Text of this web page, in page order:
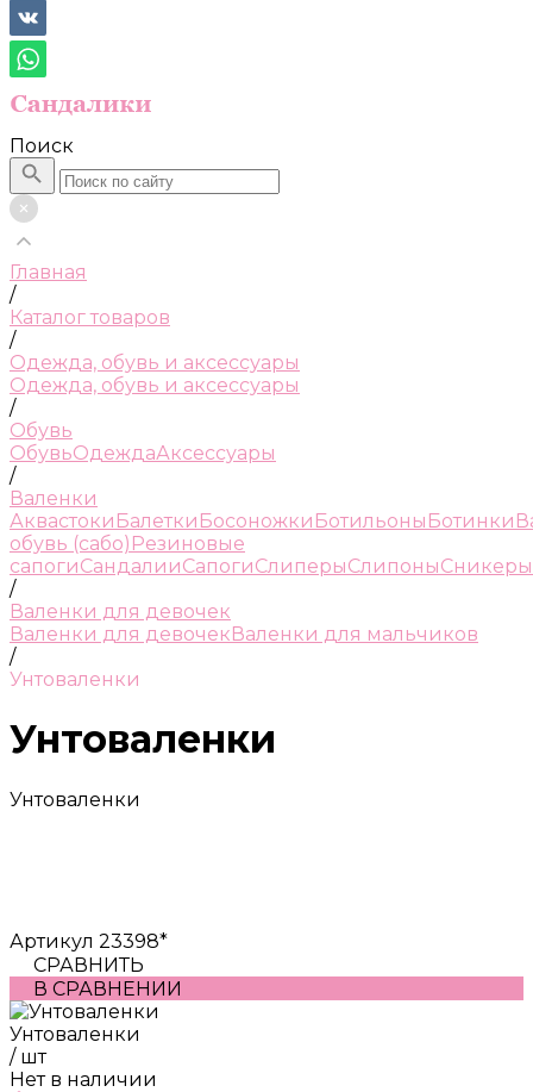
Поиск
Главная
/
Каталог товаров
/
Одежда, обувь и аксессуары
Одежда, обувь и аксессуары
/
Обувь
ОбувьОдеждаАксессуары
/
Валенки
Аквастоки Балетки Босоножки Ботильоны Ботинки
обувь (сабо) Резиновые
сапогиСандалииСапогиСлиперыСлипоныСникеры
/
Валенки для девочек
Валенки для девочекВаленки для мальчиков
/
Унтоваленки
Унтоваленки
Унтоваленки
Артикул 23398*
СРАВНИТЬ
В СРАВНЕНИИ
Унтоваленки
/ шт
Нет в наличии